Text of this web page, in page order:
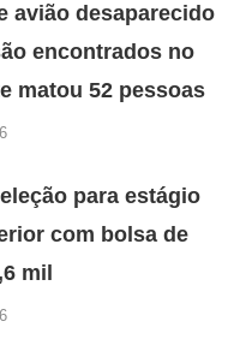
avião desaparecido
encontrados no
matou 52 pessoas
para estágio
com bolsa de
mil